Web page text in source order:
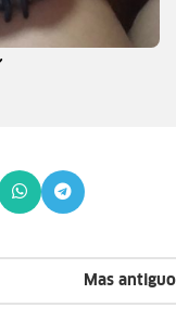
Mas antiguo